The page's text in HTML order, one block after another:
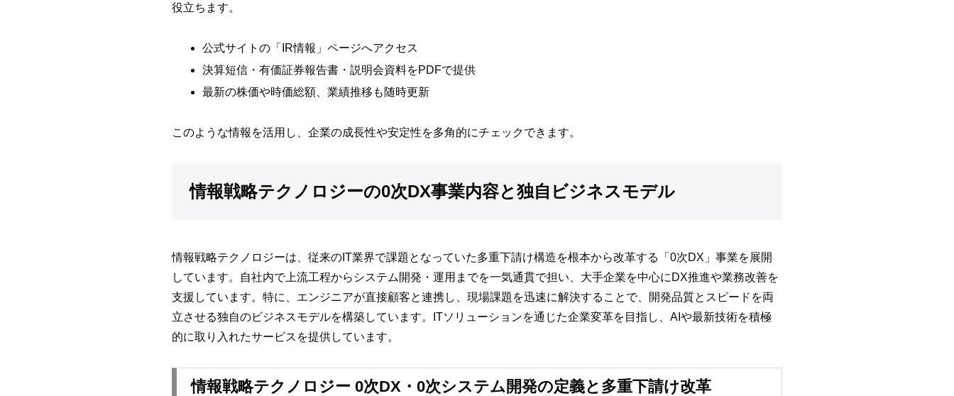
役立ちます。
公式サイトの「IR情報」ページへアクセス
決算短信・有価証券報告書・説明会資料をPDFで提供
最新の株価や時価総額、業績推移も随時更新
このような情報を活用し、企業の成長性や安定性を多角的にチェックできます。
情報戦略テクノロジーの0次DX事業内容と独自ビジネスモデル
情報戦略テクノロジーは、従来のIT業界で課題となっていた多重下請け構造を根本から改革する「0次DX」事業を展開
しています。自社内で上流工程からシステム開発・運用までを一気通貫で担い、大手企業を中心にDX推進や業務改善を
支援しています。特に、エンジニアが直接顧客と連携し、現場課題を迅速に解決することで、開発品質とスピードを両
立させる独自のビジネスモデルを構築しています。ITソリューションを通じた企業変革を目指し、AIや最新技術を積極
的に取り入れたサービスを提供しています。
情報戦略テクノロジー 0次DX・0次システム開発の定義と多重下請け改革